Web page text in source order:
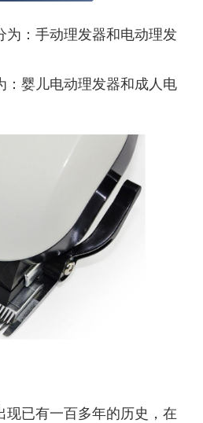
为：手动理发器和电动理发
：婴儿电动理发器和成人电
现已有一百多年的历史，在